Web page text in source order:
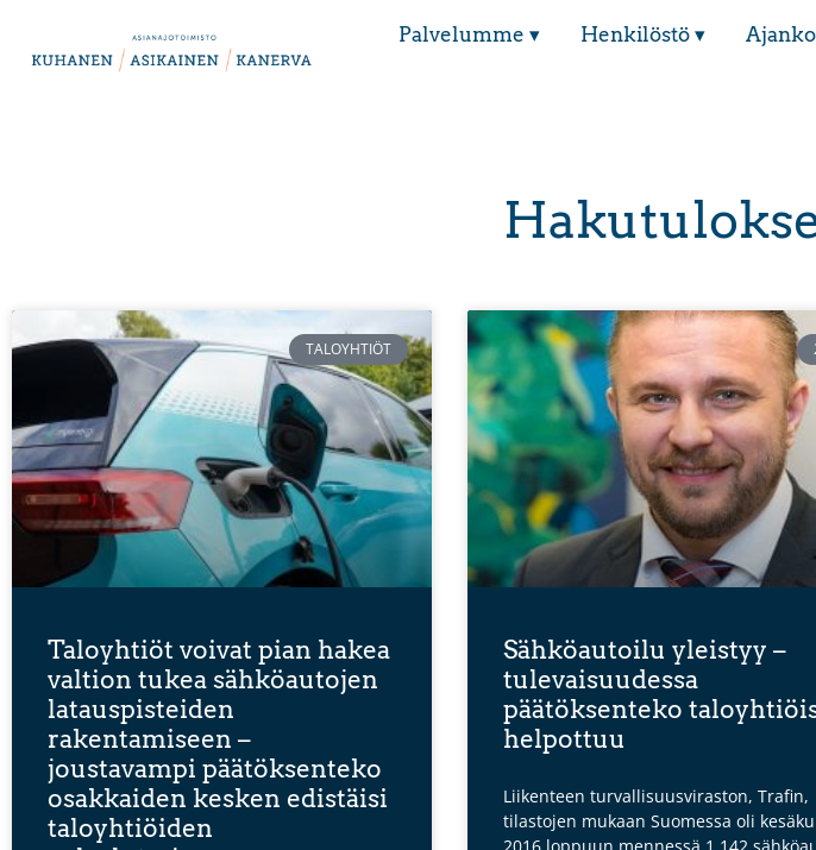
Palvelumme ▾ Henkilöstö ▾
TALOYHTIÖT
Taloyhtiöt voivat pian hakea
valtion tukea sähköautojen
latauspisteiden
rakentamiseen –
joustavampi päätöksenteko
osakkaiden kesken edistäisi
taloyhtiöiden
Sähköautoilu yleistyy –
tulevaisuudessa
päätöksenteko
helpottuu
Liikenteen turvallisuusviraston, Trafin,
tilastojen mukaan Suomessa oli